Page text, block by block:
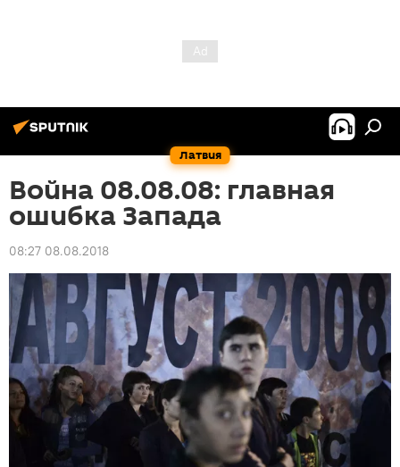
Латвия
Война 08.08.08: главная
ошибка Запада
08:27 08.08.2018